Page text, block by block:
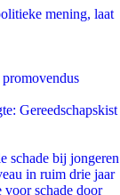
mening, laat
Gereedschapskist
schade bij jongeren
in ruim drie jaar
voor schade door